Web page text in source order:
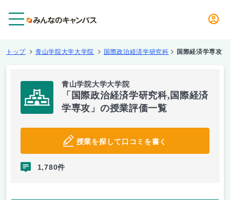
トップ 青山学院大学大学院 国際政治経済学研究科 国際経済学専攻
青山学院大学大学院
「国際政治経済学研究科,国際経済
学専攻」の授業評価一覧
授業を探して口コミを書く
1,780件